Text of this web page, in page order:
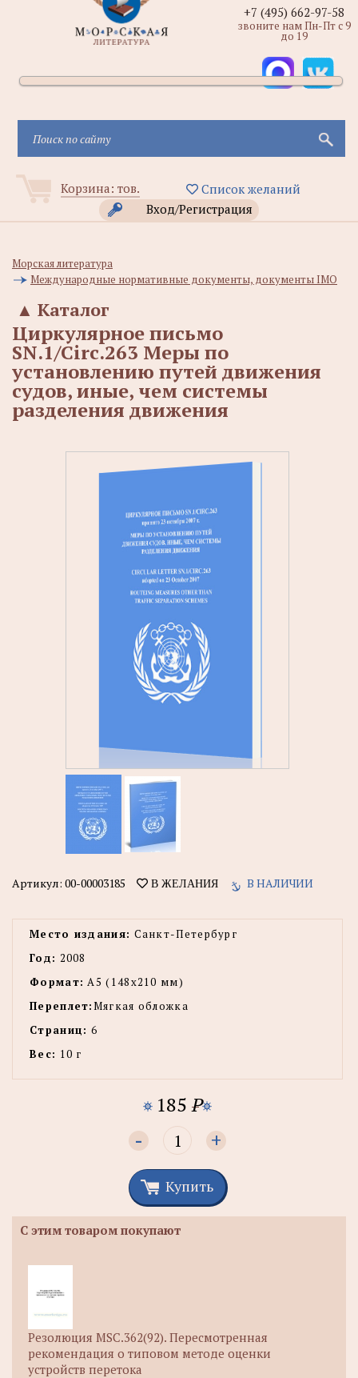
Корзина: тов.
Список желаний
Вход/Регистрация
+7 (495) 662-97-58
звоните нам Пн-Пт с 9
до 19
Морская литература
Международные нормативные документы, документы IMO
Каталог
▲
Циркулярное письмо
SN.1/Circ.263 Меры по
установлению путей движения
судов, иные, чем системы
разделения движения
Артикул: 00-00003185 В ЖЕЛАНИЯ В НАЛИЧИИ
Место издания: Санкт-Петербург
Год: 2008
Формат: А5 (148x210 мм)
Переплет:Мягкая обложка
Страниц: 6
Вес: 10 г
185 P
- +
Купить
С этим товаром покупают
Резолюция MSC.362(92). Пересмотренная
рекомендация о типовом методе оценки
устройств перетока